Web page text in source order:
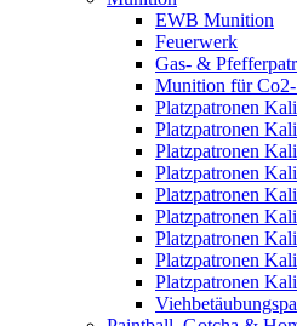
EWB Munition
Feuerwerk
Gas- &
Munition für
Platzpatronen
Platzpatronen
Platzpatronen
Platzpatronen
Platzpatronen
Platzpatronen
Platzpatronen
Platzpatronen
Platzpatronen